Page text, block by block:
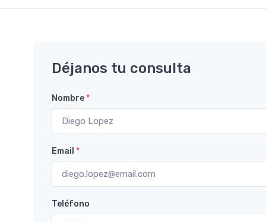
Déjanos tu consulta
Nombre*
Email *
Teléfono